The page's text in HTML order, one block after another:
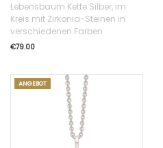
Lebensbaum Kette Silber, im
Kreis mit Zirkonia-Steinen in
verschiedenen Farben
€79.00
ANGEBOT